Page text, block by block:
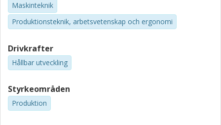
Maskinteknik
Produktionsteknik, arbetsvetenskap och ergonomi
Drivkrafter
Hållbar utveckling
Styrkeområden
Produktion